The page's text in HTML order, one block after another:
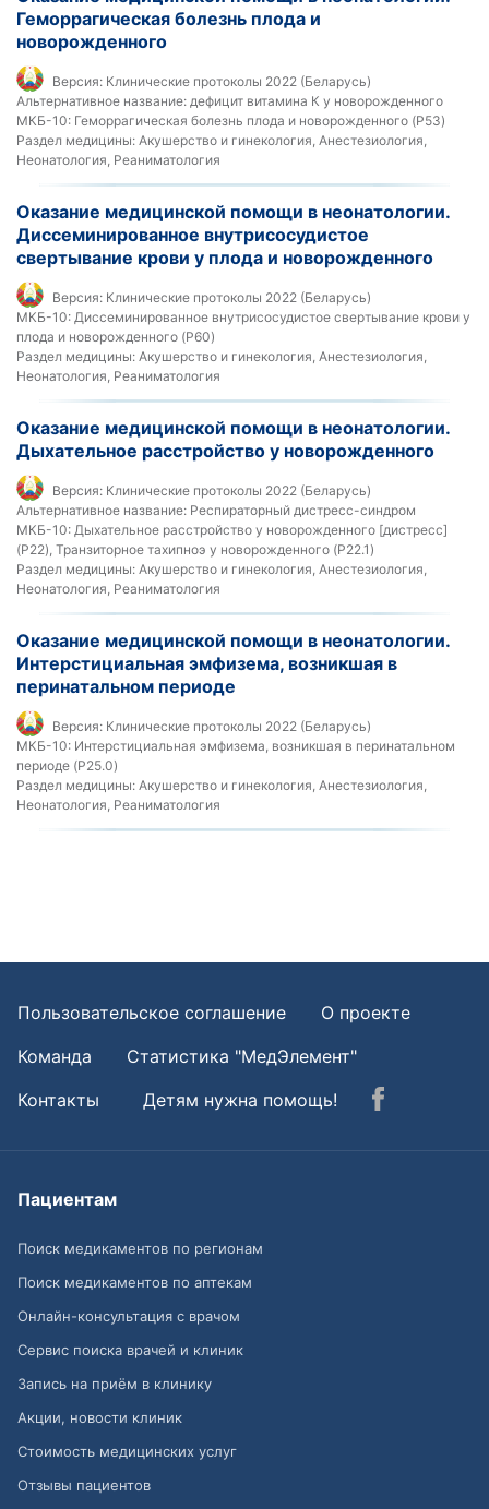
Геморрагическая болезнь плода и
новорожденного
Версия: Клинические протоколы 2022 (Беларусь)
Альтернативное название: дефицит витамина К у новорожденного
МКБ-10: Геморрагическая болезнь плода и новорожденного (P53)
Раздел медицины: Акушерство и гинекология, Анестезиология,
Неонатология, Реаниматология
Оказание медицинской помощи в неонатологии.
Диссеминированное внутрисосудистое
свертывание крови у плода и новорожденного
Версия: Клинические протоколы 2022 (Беларусь)
МКБ-10: Диссеминированное внутрисосудистое свертывание крови у
плода и новорожденного (P60)
Раздел медицины: Акушерство и гинекология, Анестезиология,
Неонатология, Реаниматология
Оказание медицинской помощи в неонатологии.
Дыхательное расстройство у новорожденного
Версия: Клинические протоколы 2022 (Беларусь)
Альтернативное название: Респираторный дистресс-синдром
МКБ-10: Дыхательное расстройство у новорожденного [дистресс]
(P22), Транзиторное тахипноэ у новорожденного (P22.1)
Раздел медицины: Акушерство и гинекология, Анестезиология,
Неонатология, Реаниматология
Оказание медицинской помощи в неонатологии.
Интерстициальная эмфизема, возникшая в
перинатальном периоде
Версия: Клинические протоколы 2022 (Беларусь)
МКБ-10: Интерстициальная эмфизема, возникшая в перинатальном
периоде (P25.0)
Раздел медицины: Акушерство и гинекология, Анестезиология,
Неонатология, Реаниматология
Пользовательское соглашение
О проекте
Команда
Статистика "МедЭлемент"
Контакты
Детям нужна помощь!
Пациентам
Поиск медикаментов по регионам
Поиск медикаментов по аптекам
Онлайн-консультация с врачом
Сервис поиска врачей и клиник
Запись на приём в клинику
Акции, новости клиник
Стоимость медицинских услуг
Отзывы пациентов